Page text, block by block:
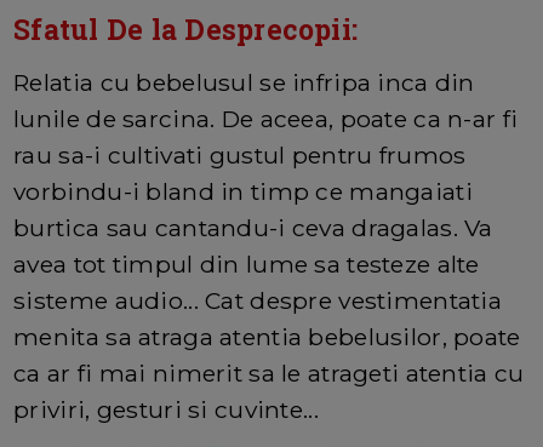
Sfatul De la Desprecopii:
Relatia cu bebelusul se infripa inca din
lunile de sarcina. De aceea, poate ca n-ar fi
rau sa-i cultivati gustul pentru frumos
vorbindu-i bland in timp ce mangaiati
burtica sau cantandu-i ceva dragalas. Va
avea tot timpul din lume sa testeze alte
sisteme audio... Cat despre vestimentatia
menita sa atraga atentia bebelusilor, poate
ca ar fi mai nimerit sa le atrageti atentia cu
priviri, gesturi si cuvinte...